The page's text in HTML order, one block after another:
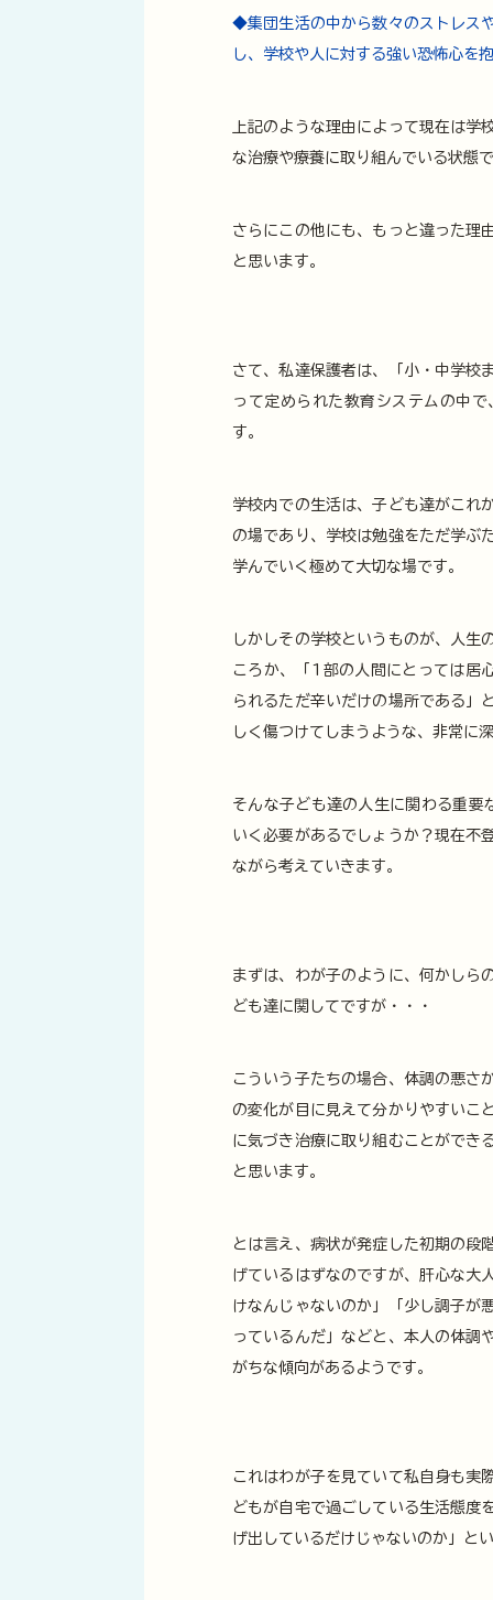
◆集団生活の中から数々のストレス
し、学校や人に対する強い恐怖心を
上記のような理由によって現在は
な治療や療養に取り組んでいる状態
さらにこの他にも、もっと違った理
と思います。
さて、私達保護者は、「小・中学校
って定められた教育システムの中
す。
学校内での生活は、子ども達がこれ
の場であり、学校は勉強をただ学ぶ
学んでいく極めて大切な場です。
しかしその学校というものが、人生
ころか、「1部の人間にとっては居
られるただ辛いだけの場所である」
しく傷つけてしまうような、非常に
そんな子ども達の人生に関わる重
いく必要があるでしょうか？現在不
ながら考えていきます。
まずは、わが子のように、何かしら
ども達に関してですが・・・
こういう子たちの場合、体調の悪さ
の変化が目に見えて分かりやすいこ
に気づき治療に取り組むことができ
と思います。
とは言え、病状が発症した初期の段
げているはずなのですが、肝心な大
けなんじゃないのか」「少し調子が
っているんだ」などと、本人の体調
がちな傾向があるようです。
これはわが子を見ていて私自身も実
どもが自宅で過ごしている生活態度
げ出しているだけじゃないのか」と